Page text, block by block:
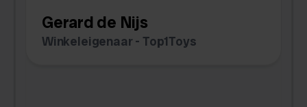
Gerard de Nijs
Winkeleigenaar - Top1Toys